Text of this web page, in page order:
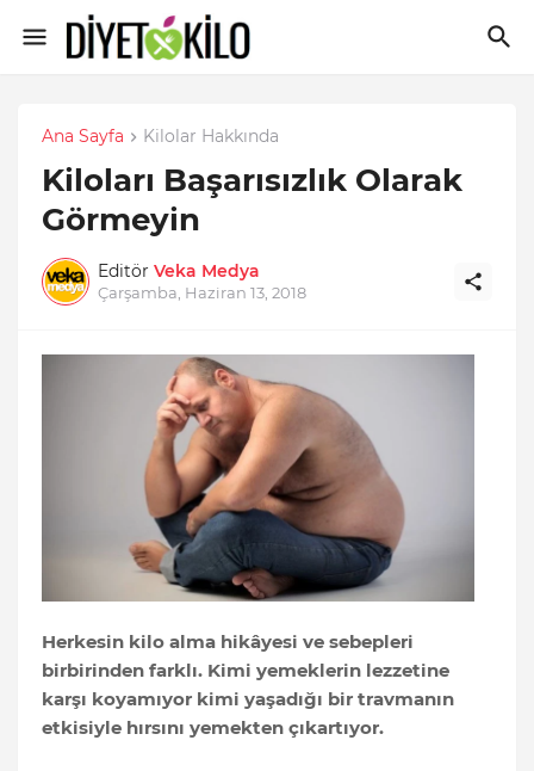
Ana Sayfa Kilolar Hakkında
Kiloları Başarısızlık Olarak
Görmeyin
Editör Veka Medya
Çarşamba, Haziran 13, 2018
Herkesin kilo alma hikâyesi ve sebepleri
birbirinden farklı. Kimi yemeklerin lezzetine
karşı koyamıyor kimi yaşadığı bir travmanın
etkisiyle hırsını yemekten çıkartıyor.